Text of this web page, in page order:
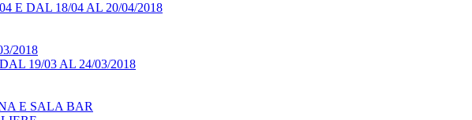
E DAL 18/04 AL 20/04/2018
2018
19/03 AL 24/03/2018
E SALA BAR